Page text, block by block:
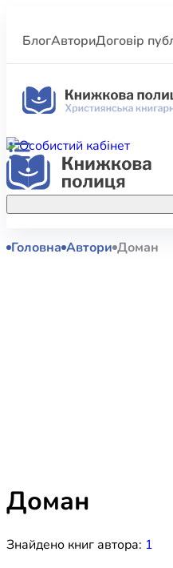
БлогАвториДоговір
Акційні
Головна Автори Доман
Доман
Знайдено книг автора: 1